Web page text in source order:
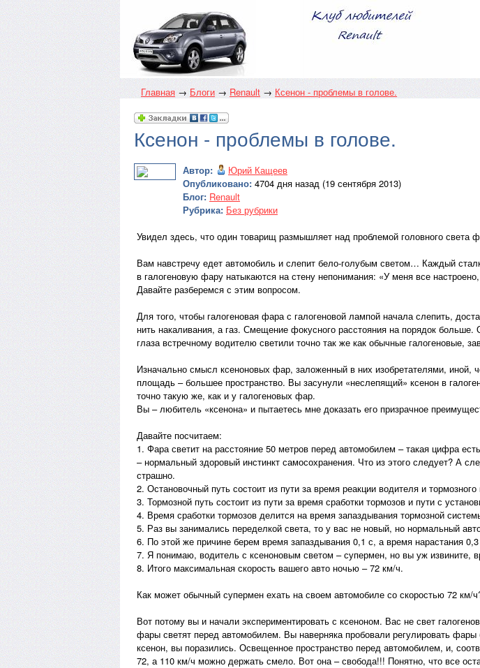
Главная→Блоги→Renault→Ксенон - проблемы в голове.
Ксенон - проблемы в голове.
Автор:
Юрий Кащеев
Опубликовано: 4704 дня назад (19 сентября 2013)
Блог: Renault
Рубрика: Без рубрики
Увидел здесь, что один товарищ размышляет над проблемой головного света
Вам навстречу едет автомобиль и слепит бело-голубым светом… Каждый
в галогеновую фару натыкаются на стену непонимания: «У меня все
Давайте разберемся с этим вопросом.
Для того, чтобы галогеновая фара с галогеновой лампой начала слепить,
нить накаливания, а газ. Смещение фокусного расстояния на порядок
глаза встречному водителю светили точно так же как обычные галогеновые,
Изначально смысл ксеноновых фар, заложенный в них изобретателями,
площадь – большее пространство. Вы засунули «неслепящий» ксенон в
точно такую же, как и у галогеновых фар.
Вы – любитель «ксенона» и пытаетесь мне доказать его призрачное
Давайте посчитаем:
1. Фара светит на расстояние 50 метров перед автомобилем – такая цифра
– нормальный здоровый инстинкт самосохранения. Что из этого следует? А
страшно.
2. Остановочный путь состоит из пути за время реакции водителя и тормозного
3. Тормозной путь состоит из пути за время сработки тормозов и пути с
4. Время сработки тормозов делится на время запаздывания тормозной
5. Раз вы занимались переделкой света, то у вас не новый, но нормальный
6. По этой же причине берем время запаздывания 0,1 с, а время нарастания
7. Я понимаю, водитель с ксеноновым светом – супермен, но вы уж извините,
8. Итого максимальная скорость вашего авто ночью – 72 км/ч.
Как может обычный супермен ехать на своем автомобиле со скоростью 72 км/
Вот потому вы и начали экспериментировать с ксеноном. Вас не свет
фары светят перед автомобилем. Вы наверняка пробовали регулировать
ксенон, вы поразились. Освещенное пространство перед автомобилем, и,
72, а 110 км/ч можно держать смело. Вот она – свобода!!! Понятно, что все